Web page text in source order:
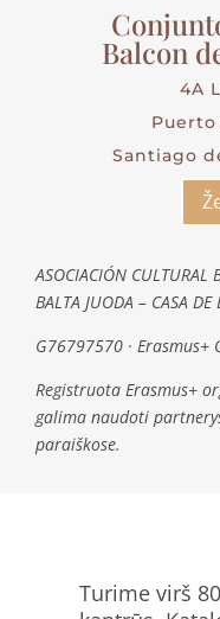
Balcon
4A
Santiago
ASOCIACIÓN CULTURAL
BALTA JUODA – CASA
G76797570 · Erasmus+
Registruota Erasmus+
galima naudoti
paraiškose.
Turime virš